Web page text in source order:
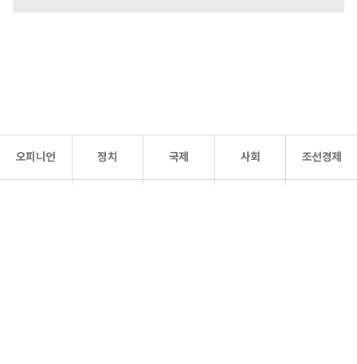
오피니언 정치 국제 사회 조선경제